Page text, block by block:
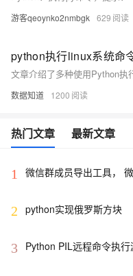
游客qeoynko2nmbgk 629
数据知道 1200
热门文章 最新文章
1
微信群成员导出工具，
2 python实现俄罗斯方块
3
Python PIL远程命令执